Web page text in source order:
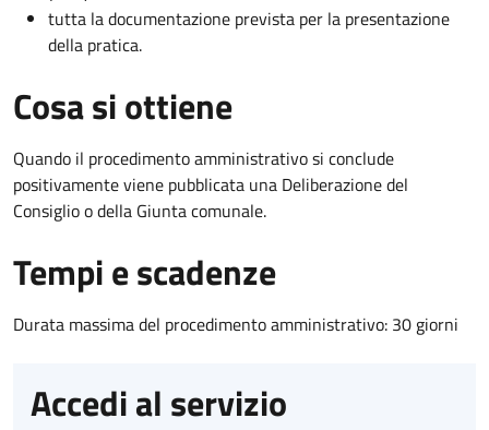
tutta la documentazione prevista per la presentazione
della pratica.
Cosa si ottiene
Quando il procedimento amministrativo si conclude
positivamente viene pubblicata una Deliberazione del
Consiglio o della Giunta comunale.
Tempi e scadenze
Durata massima del procedimento amministrativo: 30 giorni
Accedi al servizio